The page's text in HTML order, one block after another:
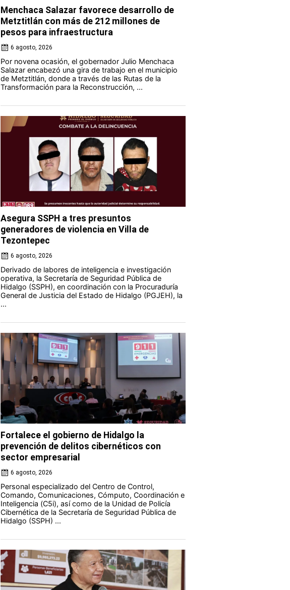
Menchaca Salazar favorece desarrollo de
Metztitlán con más de 212 millones de
pesos para infraestructura
6 agosto, 2026
Por novena ocasión, el gobernador Julio Menchaca
Salazar encabezó una gira de trabajo en el municipio
de Metztitlán, donde a través de las Rutas de la
Transformación para la Reconstrucción, ...
Asegura SSPH a tres presuntos
generadores de violencia en Villa de
Tezontepec
6 agosto, 2026
Derivado de labores de inteligencia e investigación
operativa, la Secretaría de Seguridad Pública de
Hidalgo (SSPH), en coordinación con la Procuraduría
General de Justicia del Estado de Hidalgo (PGJEH), la
...
Fortalece el gobierno de Hidalgo la
prevención de delitos cibernéticos con
sector empresarial
6 agosto, 2026
Personal especializado del Centro de Control,
Comando, Comunicaciones, Cómputo, Coordinación e
Inteligencia (C5i), así como de la Unidad de Policía
Cibernética de la Secretaría de Seguridad Pública de
Hidalgo (SSPH) ...